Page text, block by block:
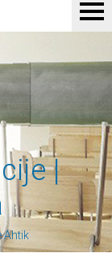
|
Ahtik